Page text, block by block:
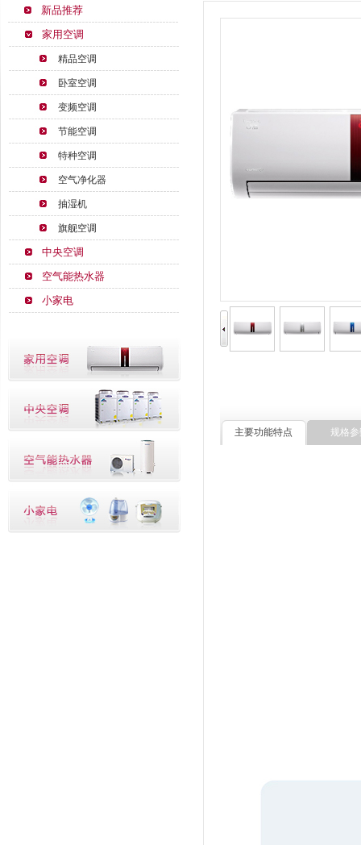
新品推荐
家用空调
精品空调
卧室空调
变频空调
节能空调
特种空调
空气净化器
抽湿机
旗舰空调
中央空调
空气能热水器
小家电
主要功能特点 规格参